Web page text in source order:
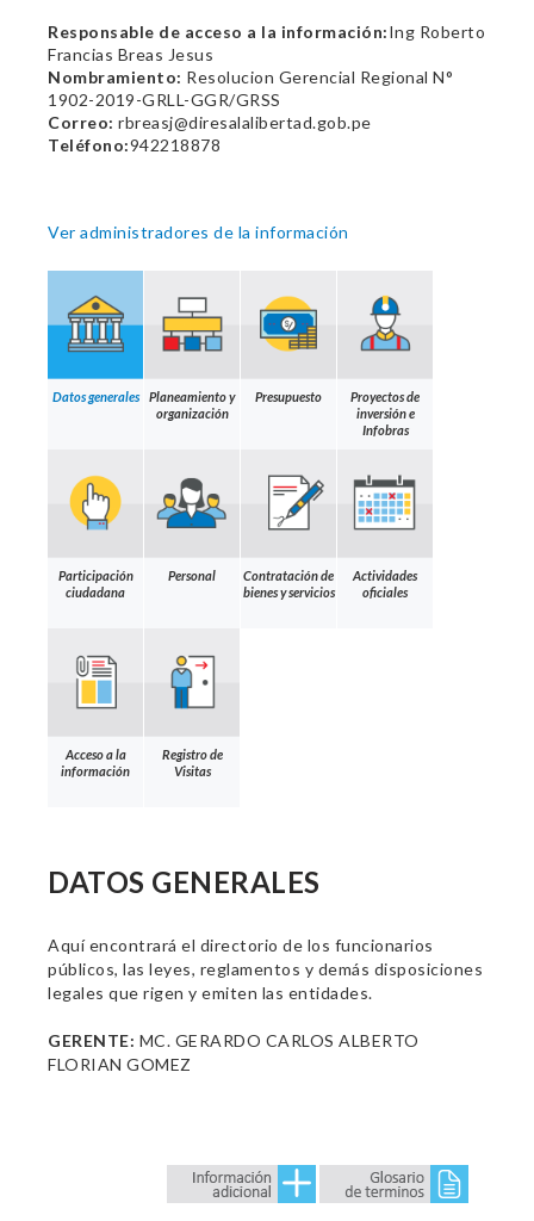
Responsable de acceso a la información:Ing Roberto
Francias Breas Jesus
Nombramiento: Resolucion Gerencial Regional N°
1902-2019-GRLL-GGR/GRSS
Correo: rbreasj@diresalalibertad.gob.pe
Teléfono:942218878
Ver administradores de la información
Datos generales
Planeamiento y
organización
Presupuesto
Proyectos de
inversión e
Infobras
Participación
ciudadana
Personal
Contratación de
bienes y servicios
Actividades
oficiales
Acceso a la
información
Registro de
Visitas
DATOS GENERALES
Aquí encontrará el directorio de los funcionarios
públicos, las leyes, reglamentos y demás disposiciones
legales que rigen y emiten las entidades.
GERENTE: MC. GERARDO CARLOS ALBERTO
FLORIAN GOMEZ